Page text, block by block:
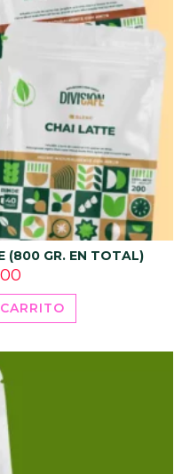
(800 GR. EN TOTAL)